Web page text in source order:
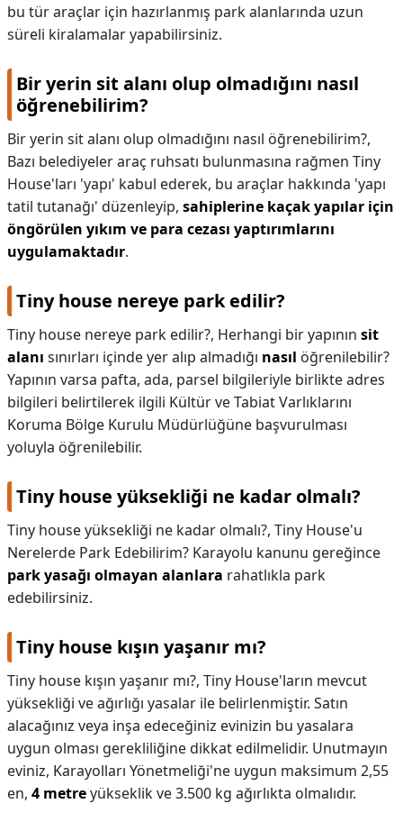
bu tür araçlar için hazırlanmış park alanlarında uzun
süreli kiralamalar yapabilirsiniz.
Bir yerin sit alanı olup olmadığını nasıl
öğrenebilirim?
Bir yerin sit alanı olup olmadığını nasıl öğrenebilirim?,
Bazı belediyeler araç ruhsatı bulunmasına rağmen Tiny
House'ları 'yapı' kabul ederek, bu araçlar hakkında 'yapı
tatil tutanağı' düzenleyip, sahiplerine kaçak yapılar için
öngörülen yıkım ve para cezası yaptırımlarını
uygulamaktadır.
Tiny house nereye park edilir?
Tiny house nereye park edilir?, Herhangi bir yapının sit
alanı sınırları içinde yer alıp almadığı nasıl öğrenilebilir?
Yapının varsa pafta, ada, parsel bilgileriyle birlikte adres
bilgileri belirtilerek ilgili Kültür ve Tabiat Varlıklarını
Koruma Bölge Kurulu Müdürlüğüne başvurulması
yoluyla öğrenilebilir.
Tiny house yüksekliği ne kadar olmalı?
Tiny house yüksekliği ne kadar olmalı?, Tiny House'u
Nerelerde Park Edebilirim? Karayolu kanunu gereğince
park yasağı olmayan alanlara rahatlıkla park
edebilirsiniz.
Tiny house kışın yaşanır mı?
Tiny house kışın yaşanır mı?, Tiny House'ların mevcut
yüksekliği ve ağırlığı yasalar ile belirlenmiştir. Satın
alacağınız veya inşa edeceğiniz evinizin bu yasalara
uygun olması gerekliliğine dikkat edilmelidir. Unutmayın
eviniz, Karayolları Yönetmeliği'ne uygun maksimum 2,55
en, 4 metreyükseklik ve 3.500 kg ağırlıkta olmalıdır.